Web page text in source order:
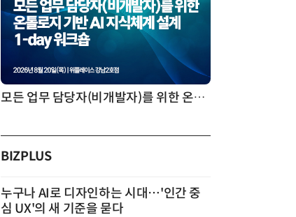
모든 업무 담당자(비개발자)를 위한 온톨로지 기반 AI 지식체계 설계 1-day 워크숍
BIZPLUS
누구나 AI로 디자인하는 시대…'인간 중
심 UX'의 새 기준을 묻다